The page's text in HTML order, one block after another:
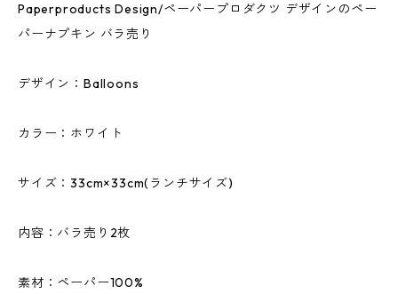
Paperproducts Design/ペーパープロダクツ デザインのペー
パーナプキン バラ売り
デザイン：Balloons
カラー：ホワイト
サイズ：33cm×33cm(ランチサイズ)
内容：バラ売り2枚
素材：ペーパー100%